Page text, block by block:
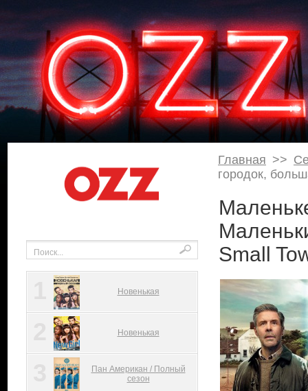
Новенькая
Новенькая
Пан Американ / Полный
сезон
Главная >>
городок,
Small